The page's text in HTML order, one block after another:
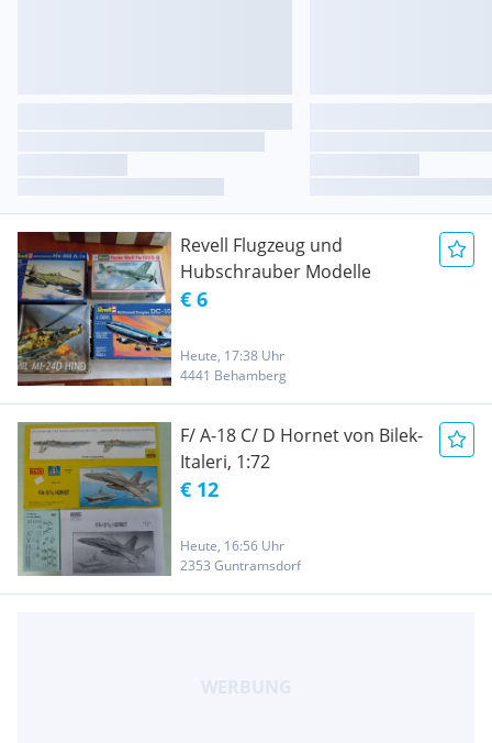
Revell Flugzeug und
Hubschrauber Modelle
€ 6
Heute, 17:38 Uhr
4441 Behamberg
F/ A-18 C/ D Hornet von Bilek-
Italeri, 1:72
€ 12
Heute, 16:56 Uhr
2353 Guntramsdorf